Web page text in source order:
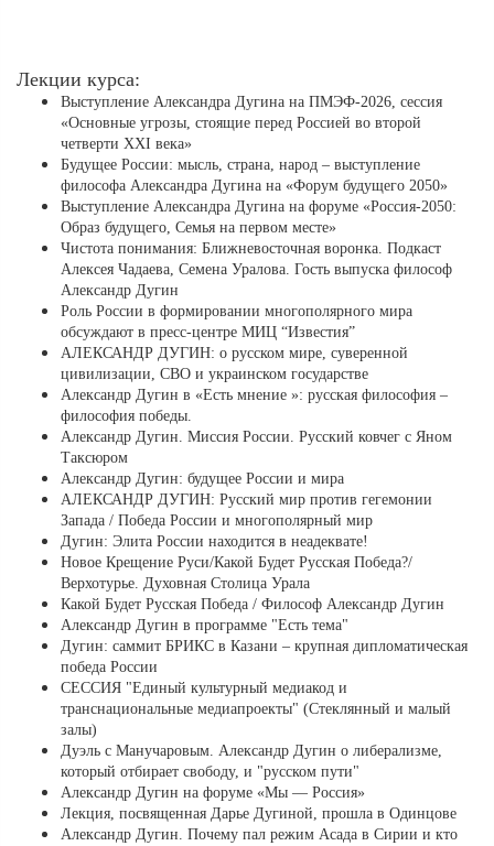
Лекции курса:
Выступление Александра Дугина на ПМЭФ-2026, сессия
«Основные угрозы, стоящие перед Россией во второй
четверти XXI века»
Будущее России: мысль, страна, народ – выступление
философа Александра Дугина на «Форум будущего 2050»
Выступление Александра Дугина на форуме «Россия-2050:
Образ будущего, Семья на первом месте»
Чистота понимания: Ближневосточная воронка. Подкаст
Алексея Чадаева, Семена Уралова. Гость выпуска философ
Александр Дугин
Роль России в формировании многополярного мира
обсуждают в пресс-центре МИЦ “Известия”
АЛЕКСАНДР ДУГИН: о русском мире, суверенной
цивилизации, СВО и украинском государстве
Александр Дугин в «Есть мнение »: русская философия –
философия победы.
Александр Дугин. Миссия России. Русский ковчег с Яном
Таксюром
Александр Дугин: будущее России и мира
АЛЕКСАНДР ДУГИН: Русский мир против гегемонии
Запада / Победа России и многополярный мир
Дугин: Элита России находится в неадеквате!
Новое Крещение Руси/Какой Будет Русская Победа?/
Верхотурье. Духовная Столица Урала
Какой Будет Русская Победа / Философ Александр Дугин
Александр Дугин в программе "Есть тема"
Дугин: саммит БРИКС в Казани – крупная дипломатическая
победа России
СЕССИЯ "Единый культурный медиакод и
транснациональные медиапроекты" (Стеклянный и малый
залы)
Дуэль с Манучаровым. Александр Дугин о либерализме,
который отбирает свободу, и "русском пути"
Александр Дугин на форуме «Мы — Россия»
Лекция, посвященная Дарье Дугиной, прошла в Одинцове
Александр Дугин. Почему пал режим Асада в Сирии и кто